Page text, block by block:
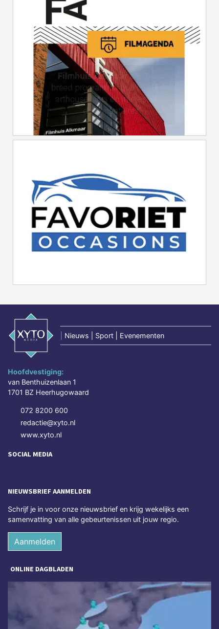
Nieuws | Sport | Evenementen
Hoofdvestiging:
van Benthuizenlaan 1
1701 BZ Heerhugowaard
072 8200 600
redactie@xyto.nl
www.xyto.nl
SOCIAL MEDIA
NIEUWSBRIEF AANMELDEN
Schrijf je in voor onze nieuwsbrief en krijg wekelijks een
samenvatting van alle gebeurtenissen uit jouw regio.
Aanmelden
ONLINE DAGBLADEN